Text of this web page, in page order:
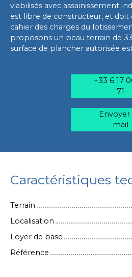
viabilisés avec assainissement
est libre de constructeur, et doit
cahier des charges du
proposons un beau terrain de
surface de plancher autorisée
+33 6 17
71
Envoyer
mail
Caractéristiques
Terrain
Localisation
Loyer de base
Référence